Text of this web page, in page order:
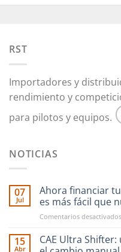
se
la
página
de
producto
RST
Importadores y
rendimiento y
para pilotos y equipos.
NOTICIAS
07
Jul
Ahora financiar
es más fácil que
Comentarios desactivados
15
Abr
CAE Ultra